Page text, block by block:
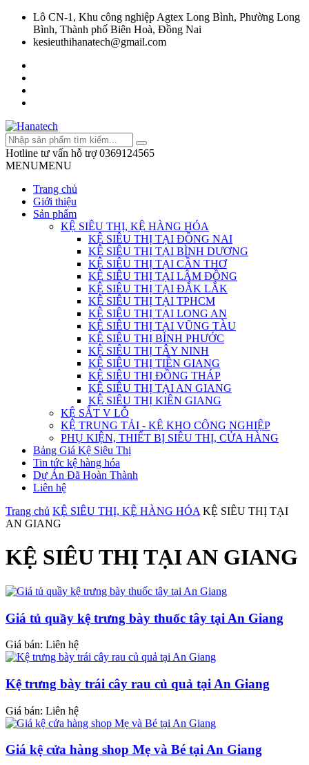
Lô CN-1, Khu công nghiệp Agtex Long Bình, Phường Long
Bình, Thành phố Biên Hoà, Đồng Nai
kesieuthihanatech@gmail.com
Hotline tư vấn hỗ trợ 0369124565
MENUMENU
Trang chủ
Giới thiệu
Sản phẩm
KỆ SIÊU THỊ, KỆ HÀNG HÓA
KỆ SIÊU THỊ TẠI ĐỒNG NAI
KỆ SIÊU THỊ TẠI BÌNH DƯƠNG
KỆ SIÊU THỊ TẠI CẦN THƠ
KỆ SIÊU THỊ TẠI LÂM ĐỒNG
KỆ SIÊU THỊ TẠI ĐẮK LẮK
KỆ SIÊU THỊ TẠI TPHCM
KỆ SIÊU THỊ TẠI LONG AN
KỆ SIÊU THỊ TẠI VŨNG TÀU
KỆ SIÊU THỊ BÌNH PHƯỚC
KỆ SIÊU THỊ TÂY NINH
KỆ SIÊU THỊ TIỀN GIANG
KỆ SIÊU THỊ ĐỒNG THÁP
KỆ SIÊU THỊ TẠI AN GIANG
KỆ SIÊU THỊ KIÊN GIANG
KỆ SẮT V LỖ
KỆ TRUNG TẢI - KỆ KHO CÔNG NGHIỆP
PHỤ KIỆN, THIẾT BỊ SIÊU THỊ, CỬA HÀNG
Bảng Giá Kệ Siêu Thị
Tin tức kệ hàng hóa
Dự Án Đã Hoàn Thành
Liên hệ
Trang chủ KỆ SIÊU THỊ, KỆ HÀNG HÓA KỆ SIÊU THỊ TẠI
AN GIANG
KỆ SIÊU THỊ TẠI AN GIANG
Giá tủ quầy kệ trưng bày thuốc tây tại An Giang
Giá bán: Liên hệ
Kệ trưng bày trái cây rau củ quả tại An Giang
Giá bán: Liên hệ
Giá kệ cửa hàng shop Mẹ và Bé tại An Giang